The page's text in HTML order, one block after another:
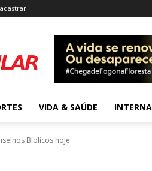
VIDA & SAÚDE
Bíblicos hoje